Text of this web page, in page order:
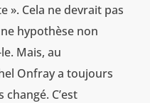
». Cela ne devrait pas
hypothèse non
Mais, au
Onfray a toujours
C’est